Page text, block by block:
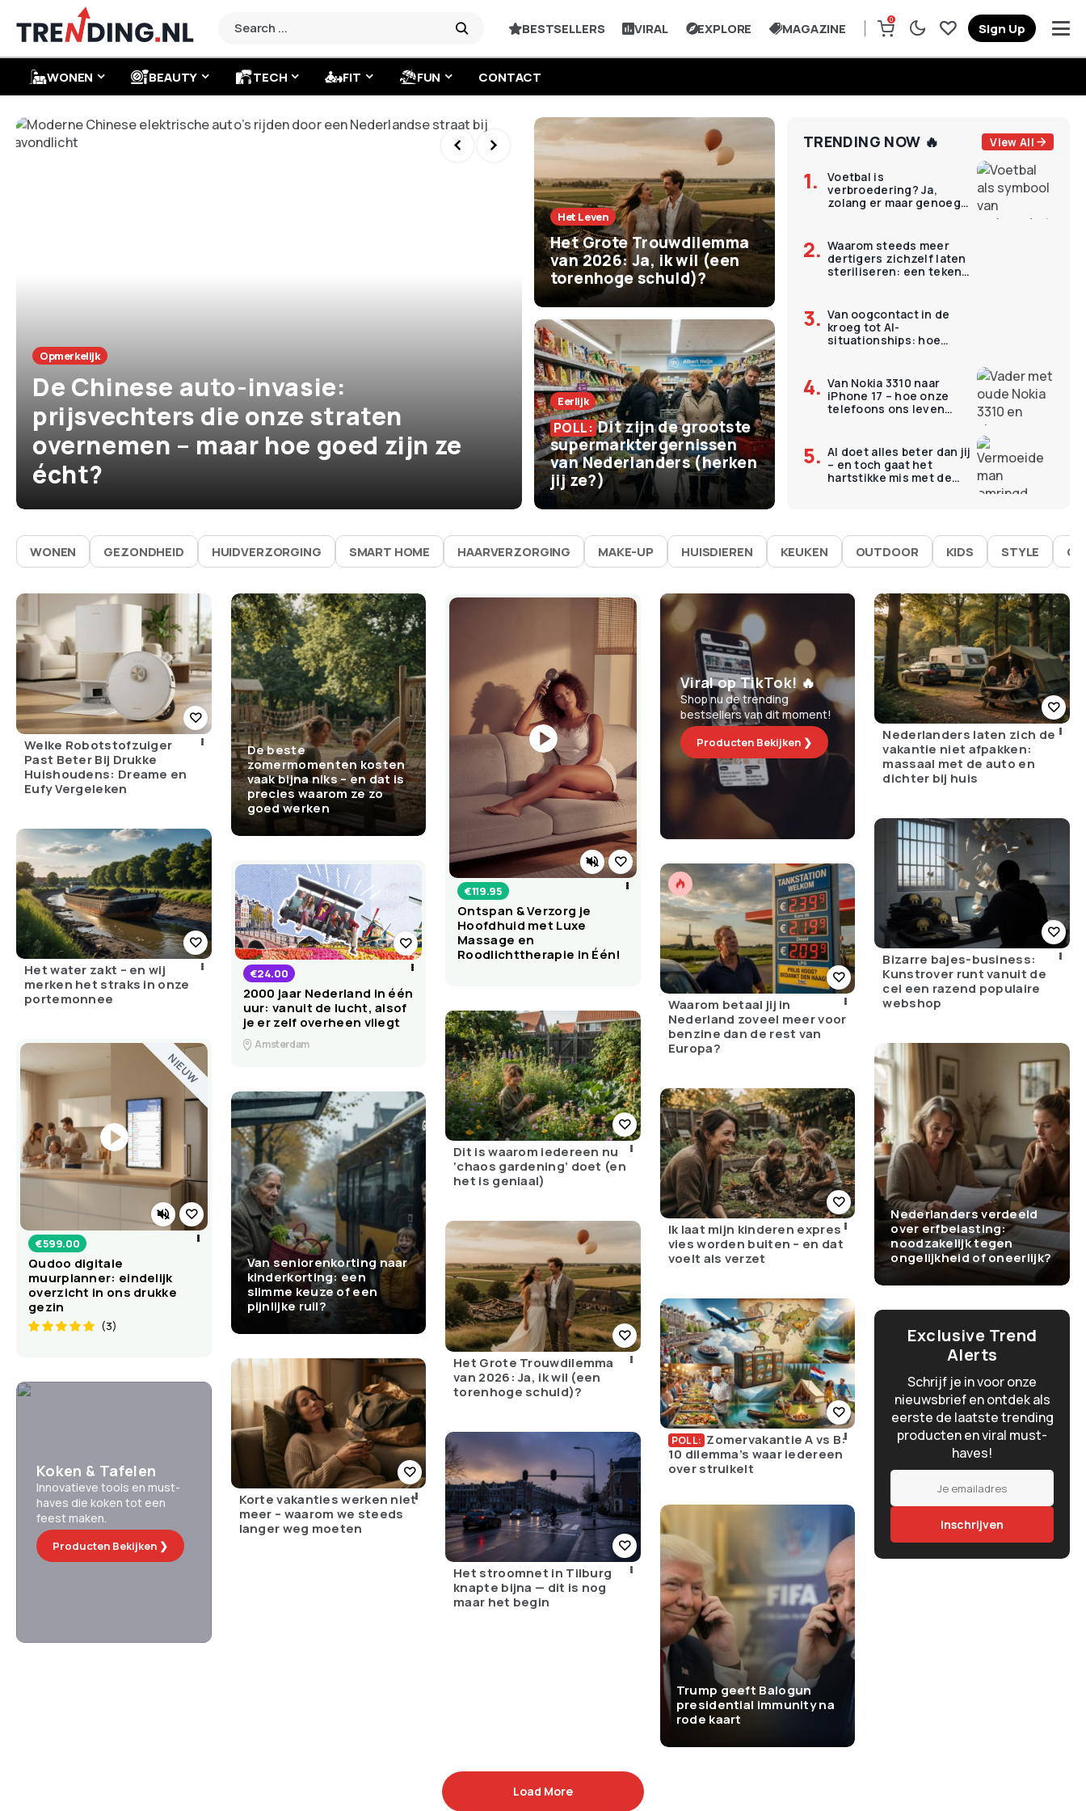
BESTSELLERS VIRAL EXPLORE MAGAZINE
0
Sign Up
WONEN BEAUTY TECH FIT FUN CONTACT
Opmerkelijk
De Chinese auto-invasie:
prijsvechters die onze straten
overnemen – maar hoe goed zijn ze
écht?
Gesprek Van De Dag
Waarom betaal jij in Nederland zoveel
meer voor benzine dan de rest van
Europa?
Het Leven
Het Grote Trouwdilemma
van 2026: Ja, ik wil (een
torenhoge schuld)?
Eerlijk
POLL: Dit zijn de grootste
supermarktergernissen
van Nederlanders (herken
jij ze?)
TRENDING NOW 🔥 View All
Voetbal is
verbroedering? Ja,
zolang er maar genoeg
Waarom steeds meer
dertigers zichzelf laten
steriliseren: een teken
Van oogcontact in de
kroeg tot AI-
situationships: hoe
Van Nokia 3310 naar
iPhone 17 – hoe onze
telefoons ons leven
AI doet alles beter dan jij
– en toch gaat het
hartstikke mis met de
WONEN GEZONDHEID HUIDVERZORGING SMART HOME HAARVERZORGING MAKE-UP HUISDIEREN KEUKEN OUTDOOR KIDS STYLE
Welke Robotstofzuiger
Past Beter Bij Drukke
Huishoudens: Dreame en
Eufy Vergeleken
De beste
zomermomenten kosten
vaak bijna niks – en dat is
precies waarom ze zo
goed werken
€119.95
Ontspan & Verzorg je
Hoofdhuid met Luxe
Massage en
Roodlichttherapie in Één!
Viral op TikTok! 🔥
Shop nu de trending
bestsellers van dit moment!
Producten Bekijken ❯
Nederlanders laten zich de
vakantie niet afpakken:
massaal met de auto en
dichter bij huis
Bizarre bajes-business:
Kunstrover runt vanuit de
cel een razend populaire
webshop
Het water zakt – en wij
merken het straks in onze
portemonnee
€24.00
2000 jaar Nederland in één
uur: vanuit de lucht, alsof
je er zelf overheen vliegt
Amsterdam
Waarom betaal jij in
Nederland zoveel meer voor
benzine dan de rest van
Europa?
Dit is waarom iedereen nu
‘chaos gardening’ doet (en
het is geniaal)
NIEUW
€599.00
Qudoo digitale
muurplanner: eindelijk
overzicht in ons drukke
gezin
(3)
Nederlanders verdeeld
over erfbelasting:
noodzakelijk tegen
ongelijkheid of oneerlijk?
Ik laat mijn kinderen expres
vies worden buiten – en dat
voelt als verzet
Van seniorenkorting naar
kinderkorting: een
slimme keuze of een
pijnlijke ruil?
Het Grote Trouwdilemma
van 2026: Ja, ik wil (een
torenhoge schuld)?
POLL: Zomervakantie A vs B:
10 dilemma’s waar iedereen
over struikelt
Exclusive Trend
Alerts
Schrijf je in voor onze
nieuwsbrief en ontdek als
eerste de laatste trending
producten en viral must-
haves!
Korte vakanties werken niet
meer – waarom we steeds
langer weg moeten
Koken & Tafelen
Innovatieve tools en must-
haves die koken tot een
feest maken.
Producten Bekijken ❯
Het stroomnet in Tilburg
knapte bijna — dit is nog
maar het begin
Trump geeft Balogun
presidential immunity na
rode kaart
Load More